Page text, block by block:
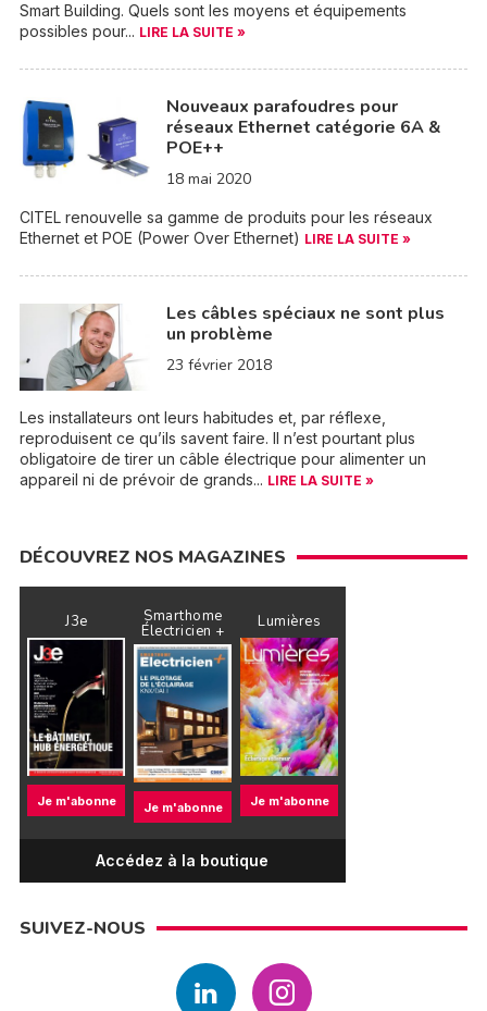
Smart Building. Quels sont les moyens et équipements
possibles pour... LIRE LA SUITE »
Nouveaux parafoudres pour
réseaux Ethernet catégorie 6A &
POE++
18 mai 2020
CITEL renouvelle sa gamme de produits pour les réseaux
Ethernet et POE (Power Over Ethernet) LIRE LA SUITE »
Les câbles spéciaux ne sont plus
un problème
23 février 2018
Les installateurs ont leurs habitudes et, par réflexe,
reproduisent ce qu’ils savent faire. Il n’est pourtant plus
obligatoire de tirer un câble électrique pour alimenter un
appareil ni de prévoir de grands... LIRE LA SUITE »
DÉCOUVREZ NOS MAGAZINES
J3e
Je m'abonne
Smarthome
Électricien +
Je m'abonne
Lumières
Je m'abonne
Accédez à la boutique
SUIVEZ-NOUS